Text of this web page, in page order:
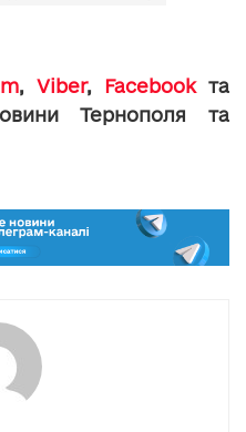
, Viber, Facebookта
Тернополя та